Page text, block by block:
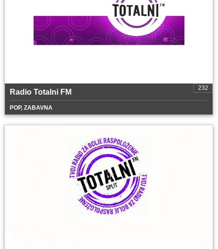
232
Radio Totalni FM
POP, ZABAVNA